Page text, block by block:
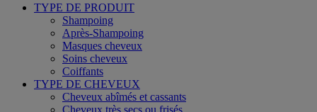
TYPE DE PRODUIT
Shampoing
Après-Shampoing
Masques cheveux
Soins cheveux
Coiffants
TYPE DE CHEVEUX
Cheveux abîmés et cassants
Cheveux très secs ou frisés